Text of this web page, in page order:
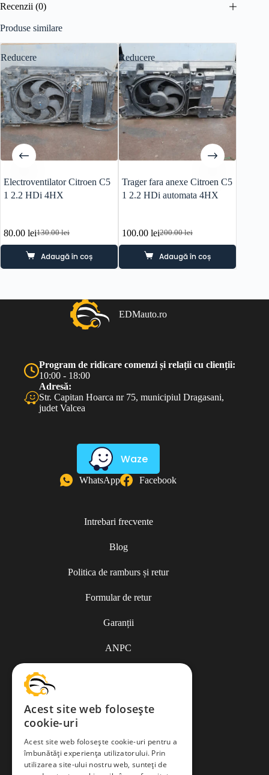
Recenzii (0)
Produse similare
Reducere
Electroventilator Citroen C5
1 2.2 HDi 4HX
130.00lei
Prețul
inițial
fost:
80.00 leiPrețul
curent
este:
80.00 lei.
Adaugă în coș
Reducere
Trager fara anexe Citroen C5
1 2.2 HDi automata 4HX
200.00lei
Prețul
inițial
a
fost:
100.00leiPrețul
curent
este:
100.00 lei.
Adaugă în coș
EDMauto.ro
Program de ridicare comenzi și relații cu clienții:
10:00 - 18:00
Adresă:
Str. Capitan Hoarca nr 75, municipiul Dragasani,
judet Valcea
Waze
WhatsApp Facebook
Intrebari frecvente
Blog
Politica de ramburs și retur
Formular de retur
Garanții
ANPC
Termeni și condiții
Politica de confidențialitate
Acest site web folosește
cookie-uri
Acest site web folosește cookie-uri pentru a
îmbunătăți experiența utilizatorului. Prin
utilizarea site-ului nostru web, sunteți de